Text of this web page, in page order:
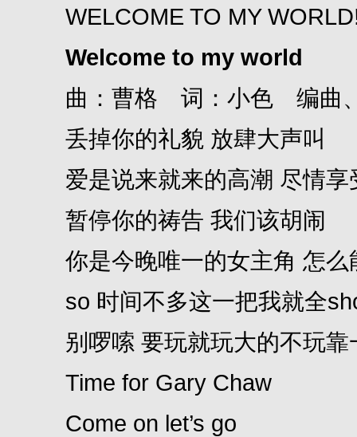
WELCOME TO MY
Welcome to my world
曲：曹格 词：小色 编曲、
丢掉你的礼貌 放肆大声叫
爱是说来就来的高潮 尽情享
暂停你的祷告 我们该胡闹
你是今晚唯一的女主角 怎么
so 时间不多这一把我就全
别啰嗦 要玩就玩大的不玩靠
Time for Gary Chaw
Come on let’s go